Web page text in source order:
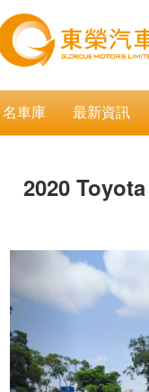
名車庫 最新資訊
2020
Previous